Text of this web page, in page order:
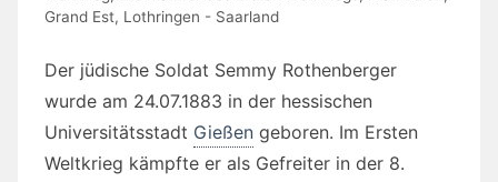
Grand Est, Lothringen - Saarland
Der jüdische Soldat Semmy Rothenberger
wurde am 24.07.1883 in der hessischen
Universitätsstadt Gießen geboren. Im Ersten
Weltkrieg kämpfte er als Gefreiter in der 8.